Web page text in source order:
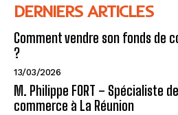
DERNIERS ARTICLES
Comment vendre son fonds de
?
13/03/2026
M. Philippe FORT – Spécialiste
commerce à La Réunion